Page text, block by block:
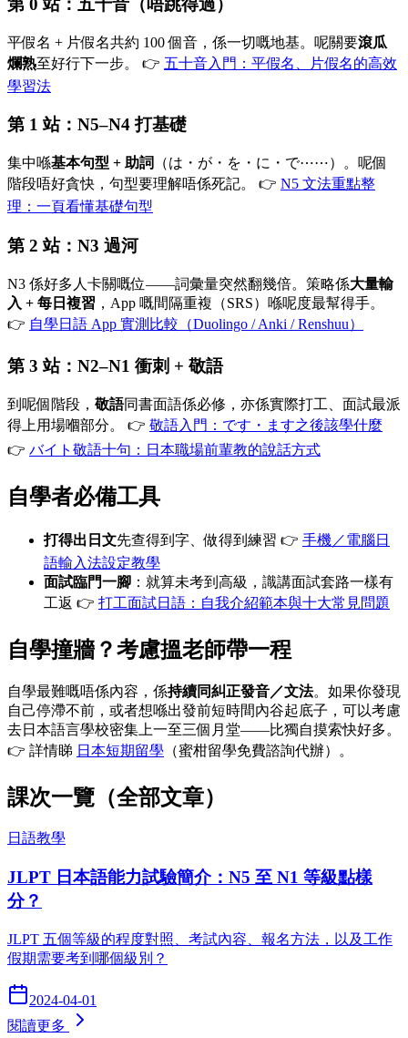
第 0 站：五十音（唔跳得過）
平假名 + 片假名共約 100 個音，係一切嘅地基。呢關要滾瓜
爛熟至好行下一步。 👉 五十音入門：平假名、片假名的高效
學習法
第 1 站：N5–N4 打基礎
集中喺基本句型 + 助詞
（は・が・を・に・で⋯⋯）。呢個
階段唔好貪快，句型要理解唔係死記。 👉 N5 文法重點整
理：一頁看懂基礎句型
第 2 站：N3 過河
N3 係好多人卡關嘅位——詞彙量突然翻幾倍。策略係大量輸
入 + 每日複習 ，App 嘅間隔重複（SRS）喺呢度最幫得手。
👉 自學日語 App 實測比較（Duolingo / Anki / Renshuu）
第 3 站：N2–N1 衝刺 + 敬語
到呢個階段， 敬語同書面語係必修，亦係實際打工、面試最派
得上用場嗰部分。 👉 敬語入門：です・ます之後該學什麼
👉 バイト敬語十句：日本職場前輩教的說話方式
自學者必備工具
打得出日文先查得到字、做得到練習 👉 手機／電腦日
語輸入法設定教學
面試臨門一腳 ：就算未考到高級，識講面試套路一樣有
工返 👉 打工面試日語：自我介紹範本與十大常見問題
自學撞牆？考慮搵老師帶一程
自學最難嘅唔係內容，係持續同糾正發音／文法。如果你發現
自己停滯不前，或者想喺出發前短時間內谷起底子，可以考慮
去日本語言學校密集上一至三個月堂——比獨自摸索快好多。
👉 詳情睇 日本短期留學 （蜜柑留學免費諮詢代辦）。
課次一覽（全部文章）
日語教學
JLPT 日本語能力試驗簡介：N5 至 N1 等級點樣
分？
JLPT 五個等級的程度對照、考試內容、報名方法，以及工作
假期需要考到哪個級別？
2024-04-01
閱讀更多